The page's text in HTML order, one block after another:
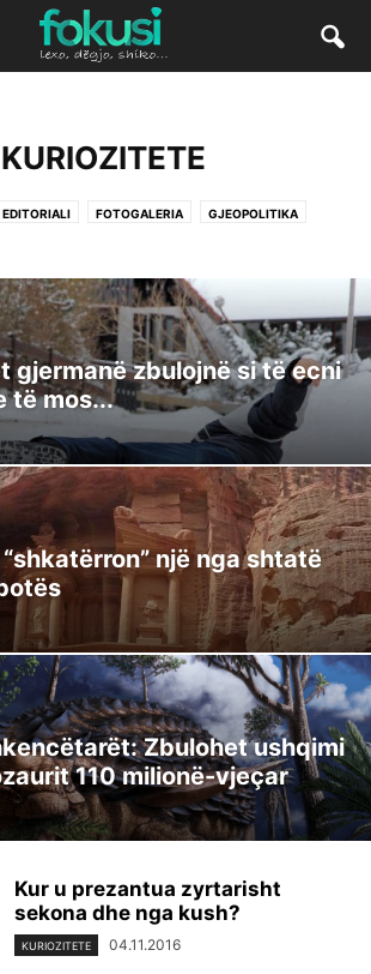
KURIOZITETE
EDITORIALI FOTOGALERIA GJEOPOLITIKA
gjermanë zbulojnë si të ecni
të mos...
një nga shtatë
Zbulohet ushqimi
110 milionë-vjeçar
Kur u prezantua zyrtarisht
sekona dhe nga kush?
KURIOZITETE 04.11.2016